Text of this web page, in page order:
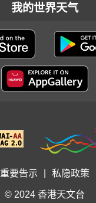
我的世界天气
重要告示 私隐政策
© 2024 香港天文台